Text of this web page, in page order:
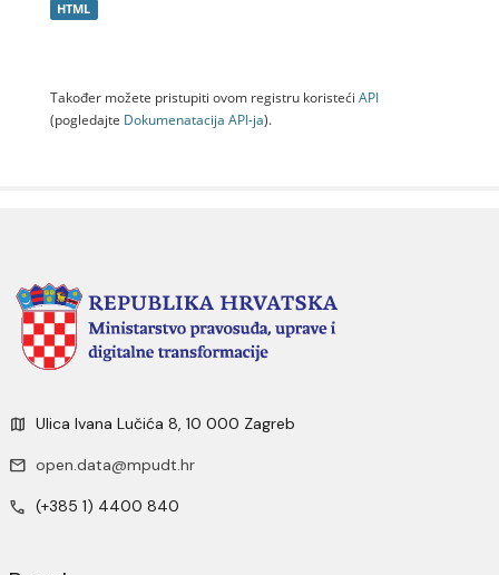
HTML
Također možete pristupiti ovom registru koristeći API
(pogledajte Dokumenаtаcijа API-jа).